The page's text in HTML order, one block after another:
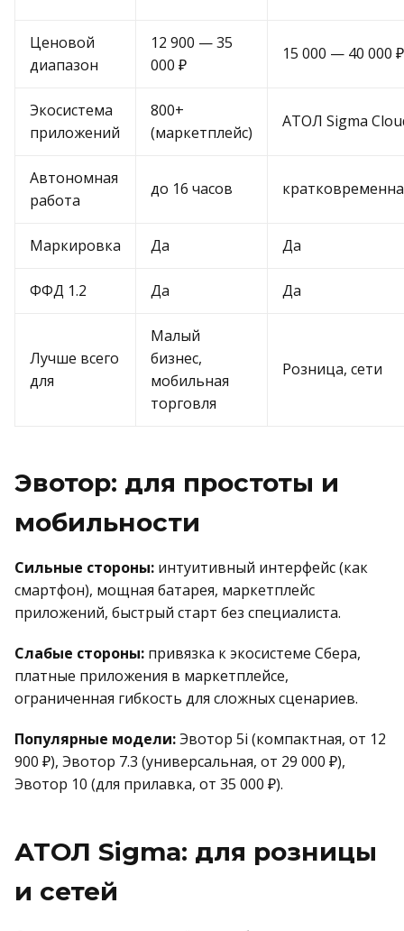
Ценовой
диапазон
12 900 — 35
000 ₽
15 000 — 40 000 ₽
Экосистема
приложений
800+
(маркетплейс)
АТОЛ Sigma
Автономная
работа
до 16 часов
Маркировка Да Да
ФФД 1.2 Да Да
Лучше всего
для
Малый
бизнес,
мобильная
торговля
Розница, сети
Эвотор: для простоты и
мобильности
Сильные стороны: интуитивный интерфейс (как
смартфон), мощная батарея, маркетплейс
приложений, быстрый старт без специалиста.
Слабые стороны: привязка к экосистеме Сбера,
платные приложения в маркетплейсе,
ограниченная гибкость для сложных сценариев.
Популярные модели:Эвотор 5i (компактная, от 12
900 ₽), Эвотор 7.3 (универсальная, от 29 000 ₽),
Эвотор 10 (для прилавка, от 35 000 ₽).
АТОЛ Sigma: для розницы
и сетей